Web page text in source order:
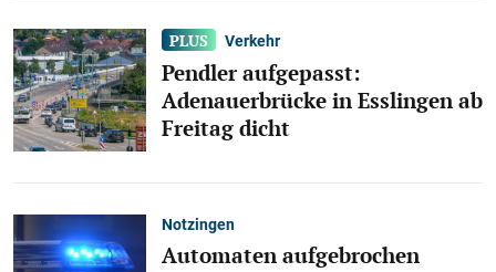
Verkehr
Pendler aufgepasst:
Adenauerbrücke in Esslingen ab
Freitag dicht
Notzingen
Automaten aufgebrochen